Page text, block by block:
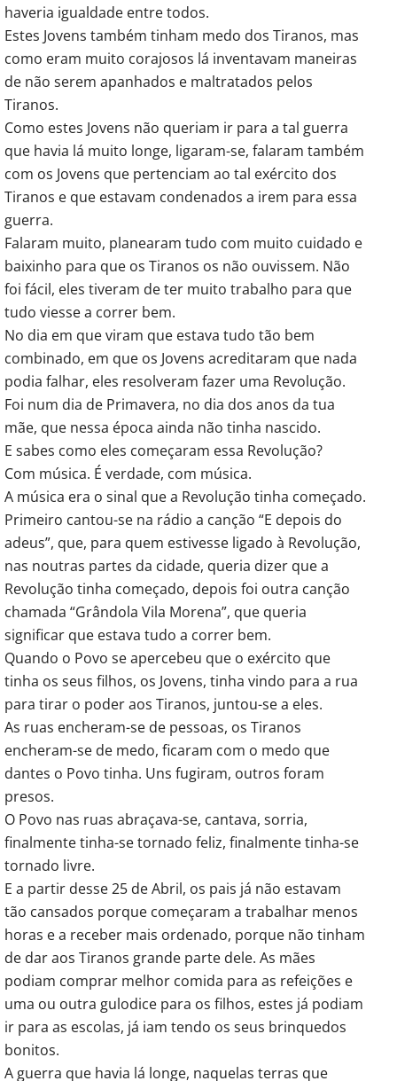
haveria igualdade entre todos.
Estes Jovens também tinham medo dos Tiranos, mas
como eram muito corajosos lá inventavam maneiras
de não serem apanhados e maltratados pelos
Tiranos.
Como estes Jovens não queriam ir para a tal guerra
que havia lá muito longe, ligaram-se, falaram também
com os Jovens que pertenciam ao tal exército dos
Tiranos e que estavam condenados a irem para essa
guerra.
Falaram muito, planearam tudo com muito cuidado e
baixinho para que os Tiranos os não ouvissem. Não
foi fácil, eles tiveram de ter muito trabalho para que
tudo viesse a correr bem.
No dia em que viram que estava tudo tão bem
combinado, em que os Jovens acreditaram que nada
podia falhar, eles resolveram fazer uma Revolução.
Foi num dia de Primavera, no dia dos anos da tua
mãe, que nessa época ainda não tinha nascido.
E sabes como eles começaram essa Revolução?
Com música. É verdade, com música.
A música era o sinal que a Revolução tinha começado.
Primeiro cantou-se na rádio a canção “E depois do
adeus”, que, para quem estivesse ligado à Revolução,
nas noutras partes da cidade, queria dizer que a
Revolução tinha começado, depois foi outra canção
chamada “Grândola Vila Morena”, que queria
significar que estava tudo a correr bem.
Quando o Povo se apercebeu que o exército que
tinha os seus filhos, os Jovens, tinha vindo para a rua
para tirar o poder aos Tiranos, juntou-se a eles.
As ruas encheram-se de pessoas, os Tiranos
encheram-se de medo, ficaram com o medo que
dantes o Povo tinha. Uns fugiram, outros foram
presos.
O Povo nas ruas abraçava-se, cantava, sorria,
finalmente tinha-se tornado feliz, finalmente tinha-se
tornado livre.
E a partir desse 25 de Abril, os pais já não estavam
tão cansados porque começaram a trabalhar menos
horas e a receber mais ordenado, porque não tinham
de dar aos Tiranos grande parte dele. As mães
podiam comprar melhor comida para as refeições e
uma ou outra gulodice para os filhos, estes já podiam
ir para as escolas, já iam tendo os seus brinquedos
bonitos.
A guerra que havia lá longe, naquelas terras que